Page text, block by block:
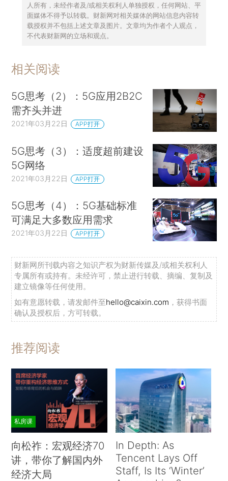
人所有，未经作者及/或相关权利人单独授权，任何网站、平
面媒体不得予以转载。财新网对相关媒体的网站信息内容转
载授权并不包括上述文章及图片。文章均为作者个人观点，
不代表财新网的立场和观点。
相关阅读
5G思考（2）：5G应用2B2C
需齐头并进
2021年03月22日 APP打开
5G思考（3）：适度超前建设
5G网络
2021年03月22日 APP打开
5G思考（4）：5G基础标准
可满足大多数应用需求
2021年03月22日 APP打开
财新网所刊载内容之知识产权为财新传媒及/或相关权利人
专属所有或持有。未经许可，禁止进行转载、摘编、复制及
建立镜像等任何使用。
如有意愿转载，请发邮件至hello@caixin.com ，获得书面
确认及授权后，方可转载。
推荐阅读
私房课
向松祚：宏观经济70
讲，带你了解国内外
经济大局
In Depth: As
Tencent Lays Off
Staff, Is Its ‘Winter’